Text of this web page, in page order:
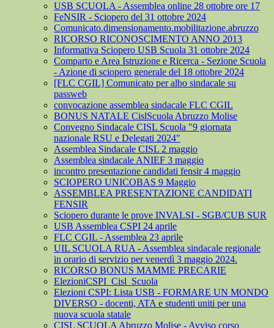
USB SCUOLA - Assemblea online 28 ottobre ore 17
FeNSIR - Sciopero del 31 ottobre 2024
Comunicato.dimensionamento.mobilitazione.abruzzo
RICORSO RICONOSCIMENTO ANNO 2013
Informativa Sciopero USB Scuola 31 ottobre 2024
Comparto e Area Istruzione e Ricerca - Sezione Scuola
- Azione di sciopero generale del 18 ottobre 2024
[FLC CGIL] Comunicato per albo sindacale su
passweb
convocazione assemblea sindacale FLC CGIL
BONUS NATALE CislScuola Abruzzo Molise
Convegno Sindacale CISL Scuola "9 giornata
nazionale RSU e Delegati 2024"
Assemblea Sindacale CISL 2 maggio
Assemblea sindacale ANIEF 3 maggio
incontro presentazione candidati fensir 4 maggio
SCIOPERO UNICOBAS 9 Maggio
ASSEMBLEA PRESENTAZIONE CANDIDATI
FENSIR
Sciopero durante le prove INVALSI - SGB/CUB SUR
USB Assemblea CSPI 24 aprile
FLC CGIL - Assemblea 23 aprile
UIL SCUOLA RUA - Assemblea sindacale regionale
in orario di servizio per venerdì 3 maggio 2024.
RICORSO BONUS MAMME PRECARIE
ElezioniCSPI_Cisl_Scuola
Elezioni CSPI: Lista USB - FORMARE UN MONDO
DIVERSO - docenti, ATA e studenti uniti per una
nuova scuola statale
CISL SCUOLA Abruzzo Molise - Avviso corso